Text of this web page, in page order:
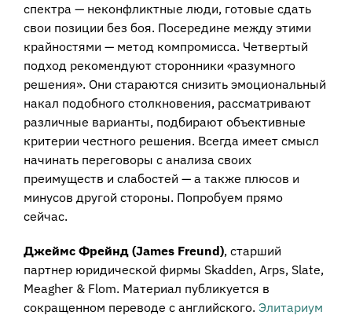
спектра — неконфликтные люди, готовые сдать
свои позиции без боя. Посередине между этими
крайностями — метод компромисса. Четвертый
подход рекомендуют сторонники «разумного
решения». Они стараются снизить эмоциональный
накал подобного столкновения, рассматривают
различные варианты, подбирают объективные
критерии честного решения. Всегда имеет смысл
начинать переговоры с анализа своих
преимуществ и слабостей — а также плюсов и
минусов другой стороны. Попробуем прямо
сейчас.
Джeймc Фpeйнд (Jаmеs Frеund), старший
партнер юридической фирмы Skadden, Arps, Slate,
Meagher & Flom. Материал публикуется в
сокращенном переводе с английского. Элитариум